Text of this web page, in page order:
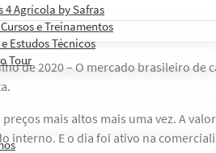
4 Agrícola by Safras
e Treinamentos
Estudos Técnicos
Tourde 2020 – O mercado brasileiro de
mais altos mais uma vez. A
interno. E o dia foi ativo na